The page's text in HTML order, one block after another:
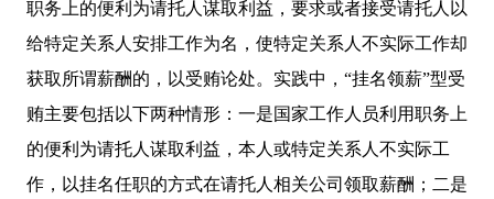
职务上的便利为请托人谋取利益，要求或者接受请托人以
给特定关系人安排工作为名，使特定关系人不实际工作却
获取所谓薪酬的，以受贿论处。实践中，“挂名领薪”型受
贿主要包括以下两种情形：一是国家工作人员利用职务上
的便利为请托人谋取利益，本人或特定关系人不实际工
作，以挂名任职的方式在请托人相关公司领取薪酬；二是